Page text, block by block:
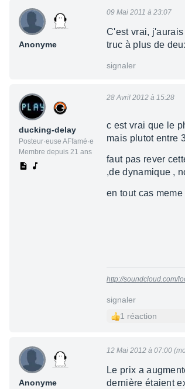
Anonyme
09 Mai 2011 à 23:07
C'est vrai,
truc à plus de
signaler
ducking-delay
Posteur·euse AFfamé·e
Membre depuis 21 ans
28 Avril 2012 à 15:28
c est vrai que le
mais plutot entre
faut pas rever
,de dynamique ,
en tout cas
http://soundcloud.com/
signaler
1 réaction
Anonyme
12 Mai 2012 à 07:00
Le prix a
dernière étaient